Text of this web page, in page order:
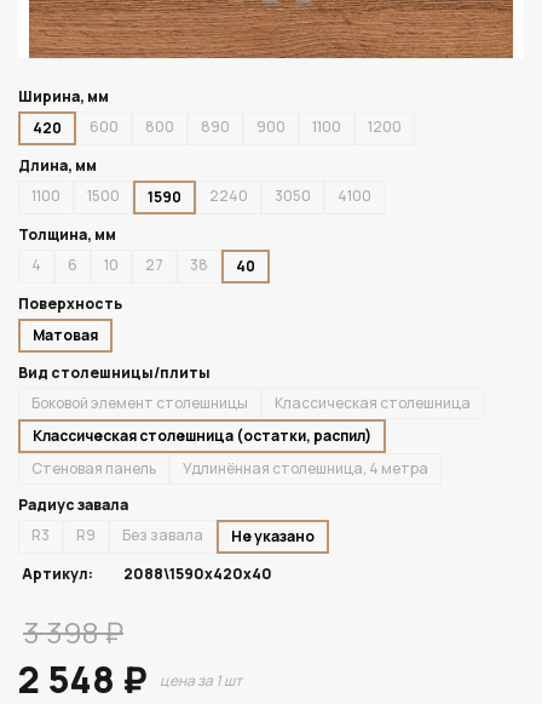
Ширина, мм
420
600 800 890 900 1100
1200
Длина, мм
1100
1500 1590 2240 3050
4100
Толщина, мм
4
6 10 27 38
40
Поверхность
Матовая
Вид столешницы/плиты
Боковой элемент столешницы
Классическая столешница
Классическая столешница (остатки, распил)
Стеновая панель
Удлинённая столешница, 4 метра
Радиус завала
R3
R9 Без завала
Не указано
Артикул:
2088\1590х420х40
3 398 ₽
2 548 ₽ цена за 1 шт